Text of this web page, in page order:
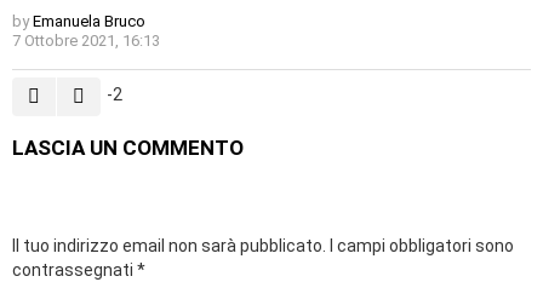
by Emanuela Bruco
7 Ottobre 2021, 16:13
-2
LASCIA UN COMMENTO
Il tuo indirizzo email non sarà pubblicato.
I campi obbligatori sono
contrassegnati *